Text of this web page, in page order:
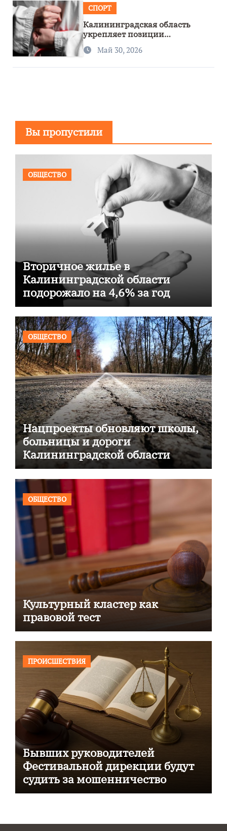
СПОРТ
Калининградская область
укрепляет позиции
спортивного региона
Май 30, 2026
Вы пропустили
ОБЩЕСТВО
Вторичное жилье в
Калининградской области
подорожало на 4,6% за год
ОБЩЕСТВО
Нацпроекты обновляют школы,
больницы и дороги
Калининградской области
ОБЩЕСТВО
Культурный кластер как
правовой тест
ПРОИСШЕСТВИЯ
Бывших руководителей
Фестивальной дирекции будут
судить за мошенничество